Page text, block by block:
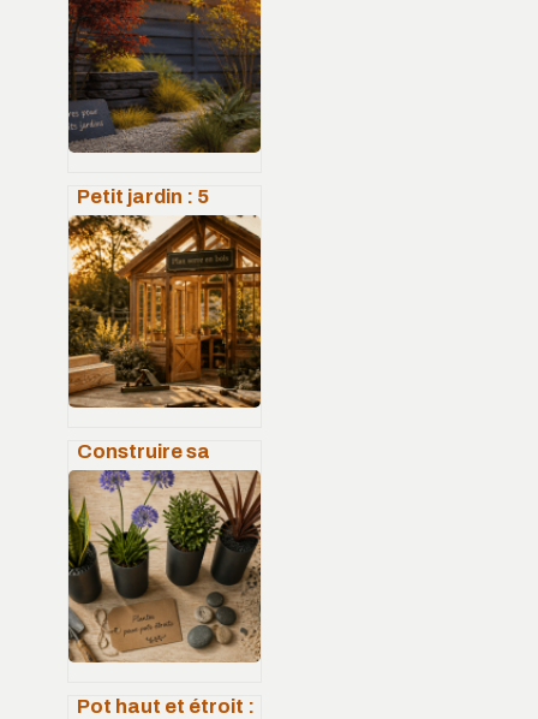
Petit jardin : 5
arbres à
croissance lente
pour structurer
votre espace sans
encombrer
Construire sa
serre en bois : 4
plans PDF
standards et les
erreurs de visserie
à éviter
Pot haut et étroit :